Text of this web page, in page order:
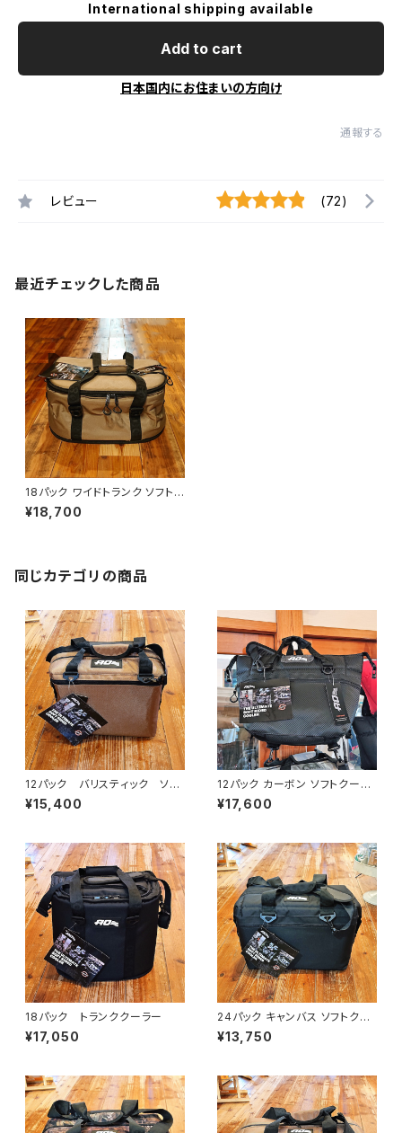
International shipping available
Add to cart
日本国内にお住まいの方向け
通報する
レビュー (72)
最近チェックした商品
18パック ワイドトランク ソフトク
ーラー
¥18,700
同じカテゴリの商品
12パック バリスティック ソフ
トクーラー
¥15,400
12パック カーボン ソフトクーラ
ー
¥17,600
18パック トランククーラー
¥17,050
24パック キャンバス ソフトクー
ラー
¥13,750